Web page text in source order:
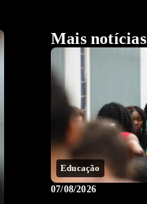
Mais notícias
Educação
07/08/2026